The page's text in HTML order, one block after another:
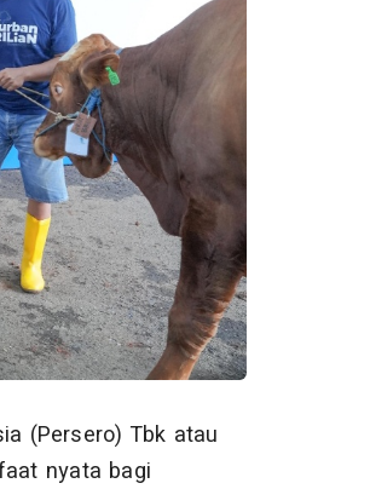
(Persero) Tbk atau
nyata bagi